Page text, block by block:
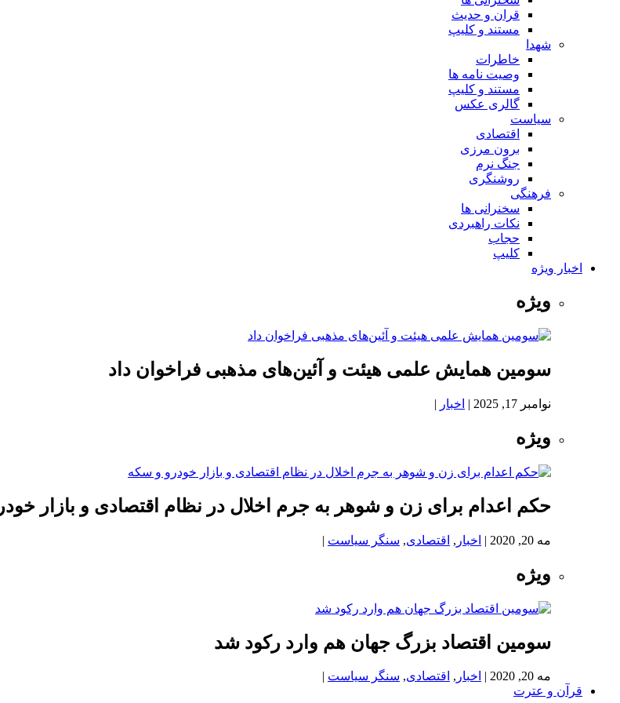
قران و حدیث
مستند و کلیپ
شهدا
خاطرات
وصیت نامه ها
مستند و کلیپ
گالری عکس
سیاست
اقتصادی
برون مرزی
جنگ نرم
روشنگری
فرهنگی
سخنرانی ها
نکات راهبردی
حجاب
کلیپ
اخبار ویژه
ویژه
سومین همایش علمی هیئت و آئین‌های مذهبی فراخوان داد
نوامبر 17, 2025 | اخبار |
ویژه
حکم اعدام برای زن و شوهر به جرم اخلال در نظام اقتصادی و بازار
مه 20, 2020 | اخبار , اقتصادی, سنگر سیاست |
ویژه
سومین اقتصاد بزرگ جهان هم وارد رکود شد
مه 20, 2020 | اخبار , اقتصادی, سنگر سیاست |
قرآن و عترت